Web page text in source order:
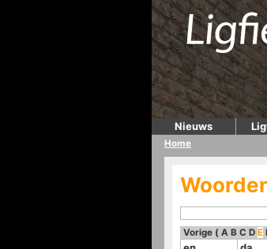
Nieuws
Home
Vorige ( A B C D E